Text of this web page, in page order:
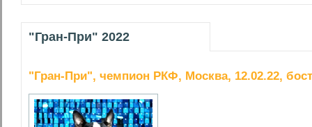
"Гран-При" 2022
"Гран-При", чемпион РКФ, Москва, 12.02.22,